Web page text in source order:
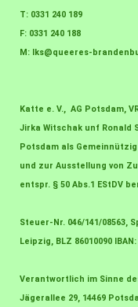
T: 0331 240 189
F: 0331 240 188
M:
lks@queeres-
Katte e. V., AG Potsdam,
Jirka Witschak unf Ronald
Potsdam als
und zur Ausstellung von
entspr. § 50 Abs.1 EStDV
Steuer-Nr. 046/141/08563,
Leipzig, BLZ 86010090 IBAN:
Verantwortlich im Sinne
Jägerallee 29, 14469